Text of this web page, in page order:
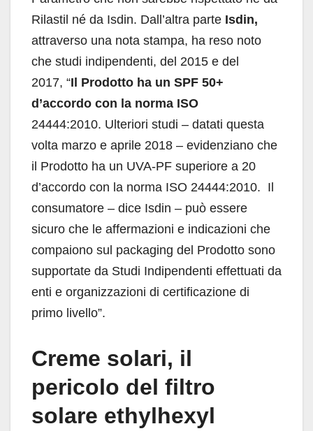
Rilastil né da Isdin. Dall’altra parte Isdin,
attraverso una nota stampa, ha reso noto
che studi indipendenti, del 2015 e del
2017, “Il Prodotto ha un SPF 50+
d’accordo con la norma ISO
24444:2010. Ulteriori studi – datati questa
volta marzo e aprile 2018 – evidenziano che
il Prodotto ha un UVA-PF superiore a 20
d’accordo con la norma ISO 24444:2010. Il
consumatore – dice Isdin – può essere
sicuro che le affermazioni e indicazioni che
compaiono sul packaging del Prodotto sono
supportate da Studi Indipendenti effettuati da
enti e organizzazioni di certificazione di
primo livello”.
Creme solari, il
pericolo del filtro
solare ethylhexyl